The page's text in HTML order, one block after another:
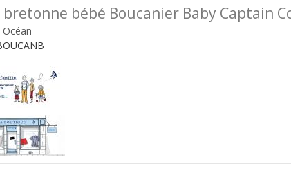
bretonne bébé Boucanier Baby Captain